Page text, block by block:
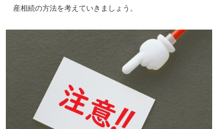
産相続の方法を考えていきましょう。